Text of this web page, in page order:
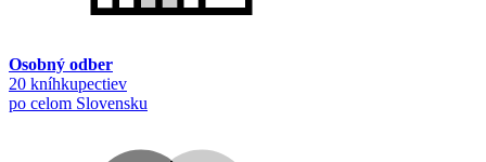
Osobný odber
20 kníhkupectiev
po celom Slovensku